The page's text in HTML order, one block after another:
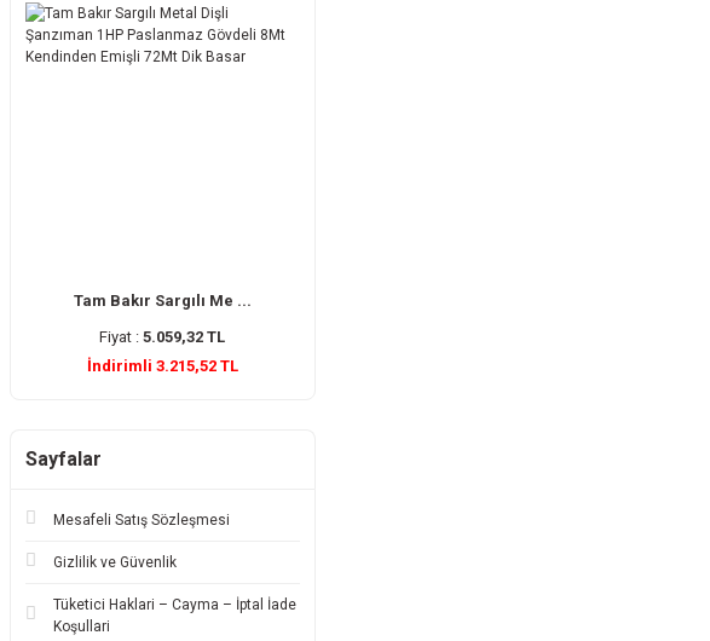
Tam Bakır Sargılı Me ...
Fiyat :5.059,32 TL
İndirimli 3.215,52 TL
Sayfalar
Mesafeli Satış Sözleşmesi
Gizlilik ve Güvenlik
Tüketici Haklari – Cayma – İptal İade
Koşullari